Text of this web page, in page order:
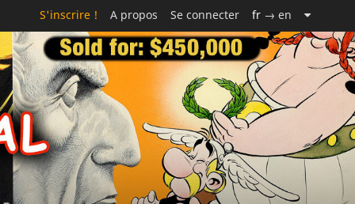
S'inscrire ! A propos Se connecter fr → en